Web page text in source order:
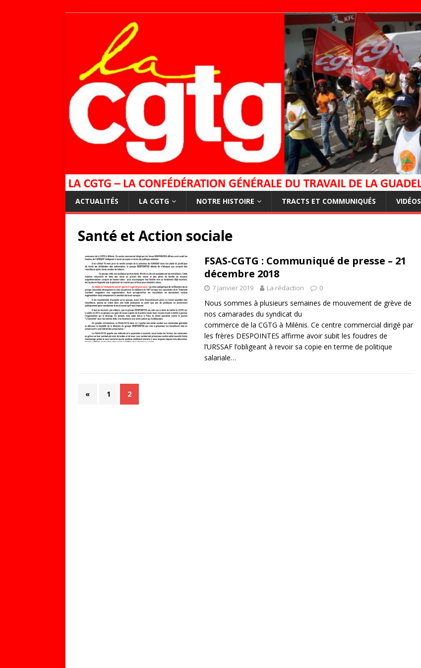
ACTUALITÉS LA CGTG NOTRE HISTOIRE TRACTS ET COMMUNIQUÉS VIDÉOS
Santé et Action sociale
FSAS-CGTG : Communiqué de presse – 21
décembre 2018
7 janvier 2019 La rédaction 0
Nous sommes à plusieurs semaines de mouvement de grève de
nos camarades du syndicat du
commerce de la CGTG à Milénis. Ce centre commercial dirigé par
les frères DESPOINTES affirme avoir subit les foudres de
l’URSSAF l’obligeant à revoir sa copie en terme de politique
salariale…
« 1 2